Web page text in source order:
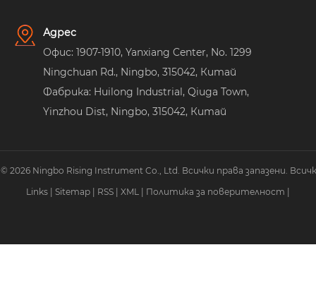
Адрес
Офис: 1907-1910, Yanxiang Center, No. 1299
Ningchuan Rd., Ningbo, 315042, Китай
Фабрика: Huilong Industrial, Qiuga Town,
Yinzhou Dist, Ningbo, 315042, Китай
Ningbo Rising Instrument Co., Ltd. Всички права запазени.
Links
Sitemap RSS XML Политика за поверителност